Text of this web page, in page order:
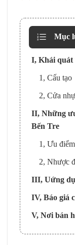
Mục
I, Khái quát
1, Cấu tạo
2, Cửa
II, Những
Bến Tre
1, Ưu điểm
2, Nhược
III, Uứng
IV, Báo giá
V, Nơi bán